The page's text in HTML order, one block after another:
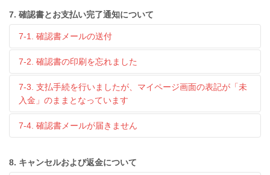
7. 確認書とお支払い完了通知について
7-1. 確認書メールの送付
7-2. 確認書の印刷を忘れました
7-3. 支払手続を行いましたが、マイページ画面の表記が「未
入金」のままとなっています
7-4. 確認書メールが届きません
8. キャンセルおよび返金について